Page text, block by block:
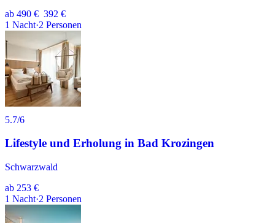
ab 490 € 392 €
1 Nacht·2 Personen
5.7/6
Lifestyle und Erholung in Bad Krozingen
Schwarzwald
ab 253 €
1 Nacht·2 Personen